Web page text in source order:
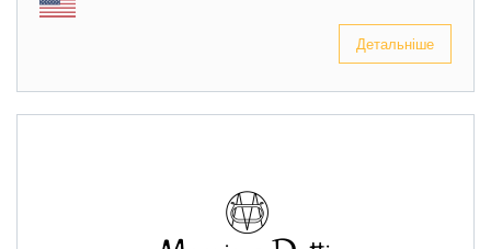
Детальніше